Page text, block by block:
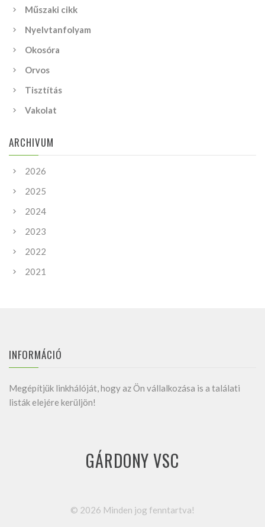
Műszaki cikk
Nyelvtanfolyam
Okosóra
Orvos
Tisztítás
Vakolat
ARCHIVUM
2026
2025
2024
2023
2022
2021
INFORMÁCIÓ
Megépítjük linkhálóját, hogy az Ön vállalkozása is a találati
listák elejére kerüljön!
GÁRDONY VSC
© 2026 Minden jog fenntartva!